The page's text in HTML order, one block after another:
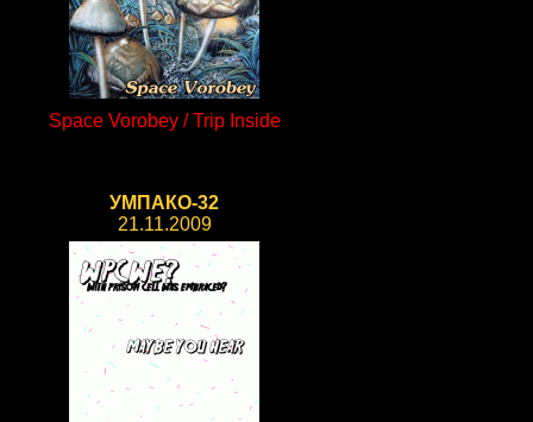
Space Vorobey / Trip Inside
УМПАКО-32
21.11.2009